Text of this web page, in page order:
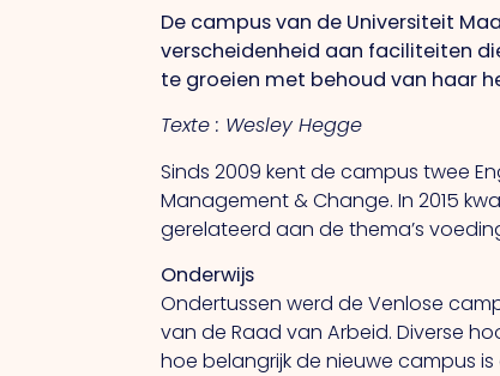
De campus van de Universiteit
verscheidenheid aan faciliteiten
te groeien met behoud van haar
Texte : Wesley Hegge
Sinds 2009 kent de campus twee
Management & Change. In 2015
gerelateerd aan de thema’s
Onderwijs
Ondertussen werd de Venlose
van de Raad van Arbeid. Diverse
hoe belangrijk de nieuwe campus